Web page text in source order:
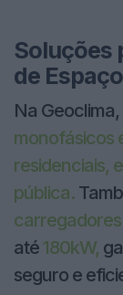
Soluções
de
Na
monofásicos
residenciais,
pública.
até 180kW,
seguro e